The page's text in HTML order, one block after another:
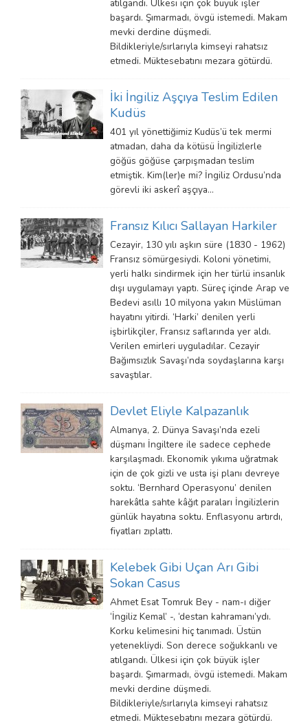
atılgandı. Ülkesi için çok büyük işler
başardı. Şımarmadı, övgü istemedi. Makam
mevki derdine düşmedi.
Bildikleriyle/sırlarıyla kimseyi rahatsız
etmedi. Müktesebatını mezara götürdü.
İki İngiliz Aşçıya Teslim Edilen
Kudüs
401 yıl yönettiğimiz Kudüs’ü tek mermi
atmadan, daha da kötüsü İngilizlerle
göğüs göğüse çarpışmadan teslim
etmiştik. Kim(ler)e mi? İngiliz Ordusu’nda
görevli iki askerî aşçıya…
Fransız Kılıcı Sallayan Harkiler
Cezayir, 130 yılı aşkın süre (1830 - 1962)
Fransız sömürgesiydi. Koloni yönetimi,
yerli halkı sindirmek için her türlü insanlık
dışı uygulamayı yaptı. Süreç içinde Arap ve
Bedevi asıllı 10 milyona yakın Müslüman
hayatını yitirdi. ‘Harki’ denilen yerli
işbirlikçiler, Fransız saflarında yer aldı.
Verilen emirleri uyguladılar. Cezayir
Bağımsızlık Savaşı’nda soydaşlarına karşı
savaştılar.
Devlet Eliyle Kalpazanlık
Almanya, 2. Dünya Savaşı’nda ezeli
düşmanı İngiltere ile sadece cephede
karşılaşmadı. Ekonomik yıkıma uğratmak
için de çok gizli ve usta işi planı devreye
soktu. ‘Bernhard Operasyonu’ denilen
harekâtla sahte kâğıt paraları İngilizlerin
günlük hayatına soktu. Enflasyonu artırdı,
fiyatları zıplattı.
Kelebek Gibi Uçan Arı Gibi
Sokan Casus
Ahmet Esat Tomruk Bey - nam-ı diğer
‘İngiliz Kemal’ -, ‘destan kahramanı’ydı.
Korku kelimesini hiç tanımadı. Üstün
yetenekliydi. Son derece soğukkanlı ve
atılgandı. Ülkesi için çok büyük işler
başardı. Şımarmadı, övgü istemedi. Makam
mevki derdine düşmedi.
Bildikleriyle/sırlarıyla kimseyi rahatsız
etmedi. Müktesebatını mezara götürdü.